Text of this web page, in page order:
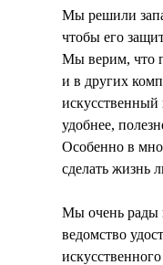
Мы решили
чтобы его
Мы верим, что
и в других
искусственный
удобнее,
Особенно в
сделать жизнь
Мы очень рады
ведомство